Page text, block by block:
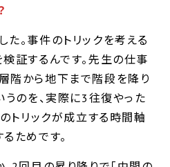
た。事件のトリックを考える
検証するんです。先生の仕事
階から地下まで階段を降り
うのを、実際に3往復やった
のトリックが成立する時間軸
ためです。